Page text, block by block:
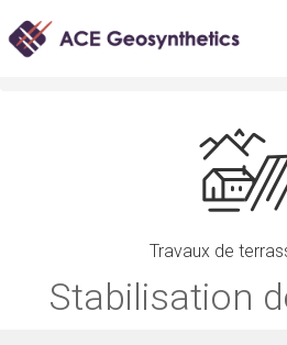
Applications
Travaux de
Stabilisation